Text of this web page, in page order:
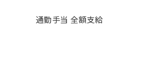
通勤手当 全額支給